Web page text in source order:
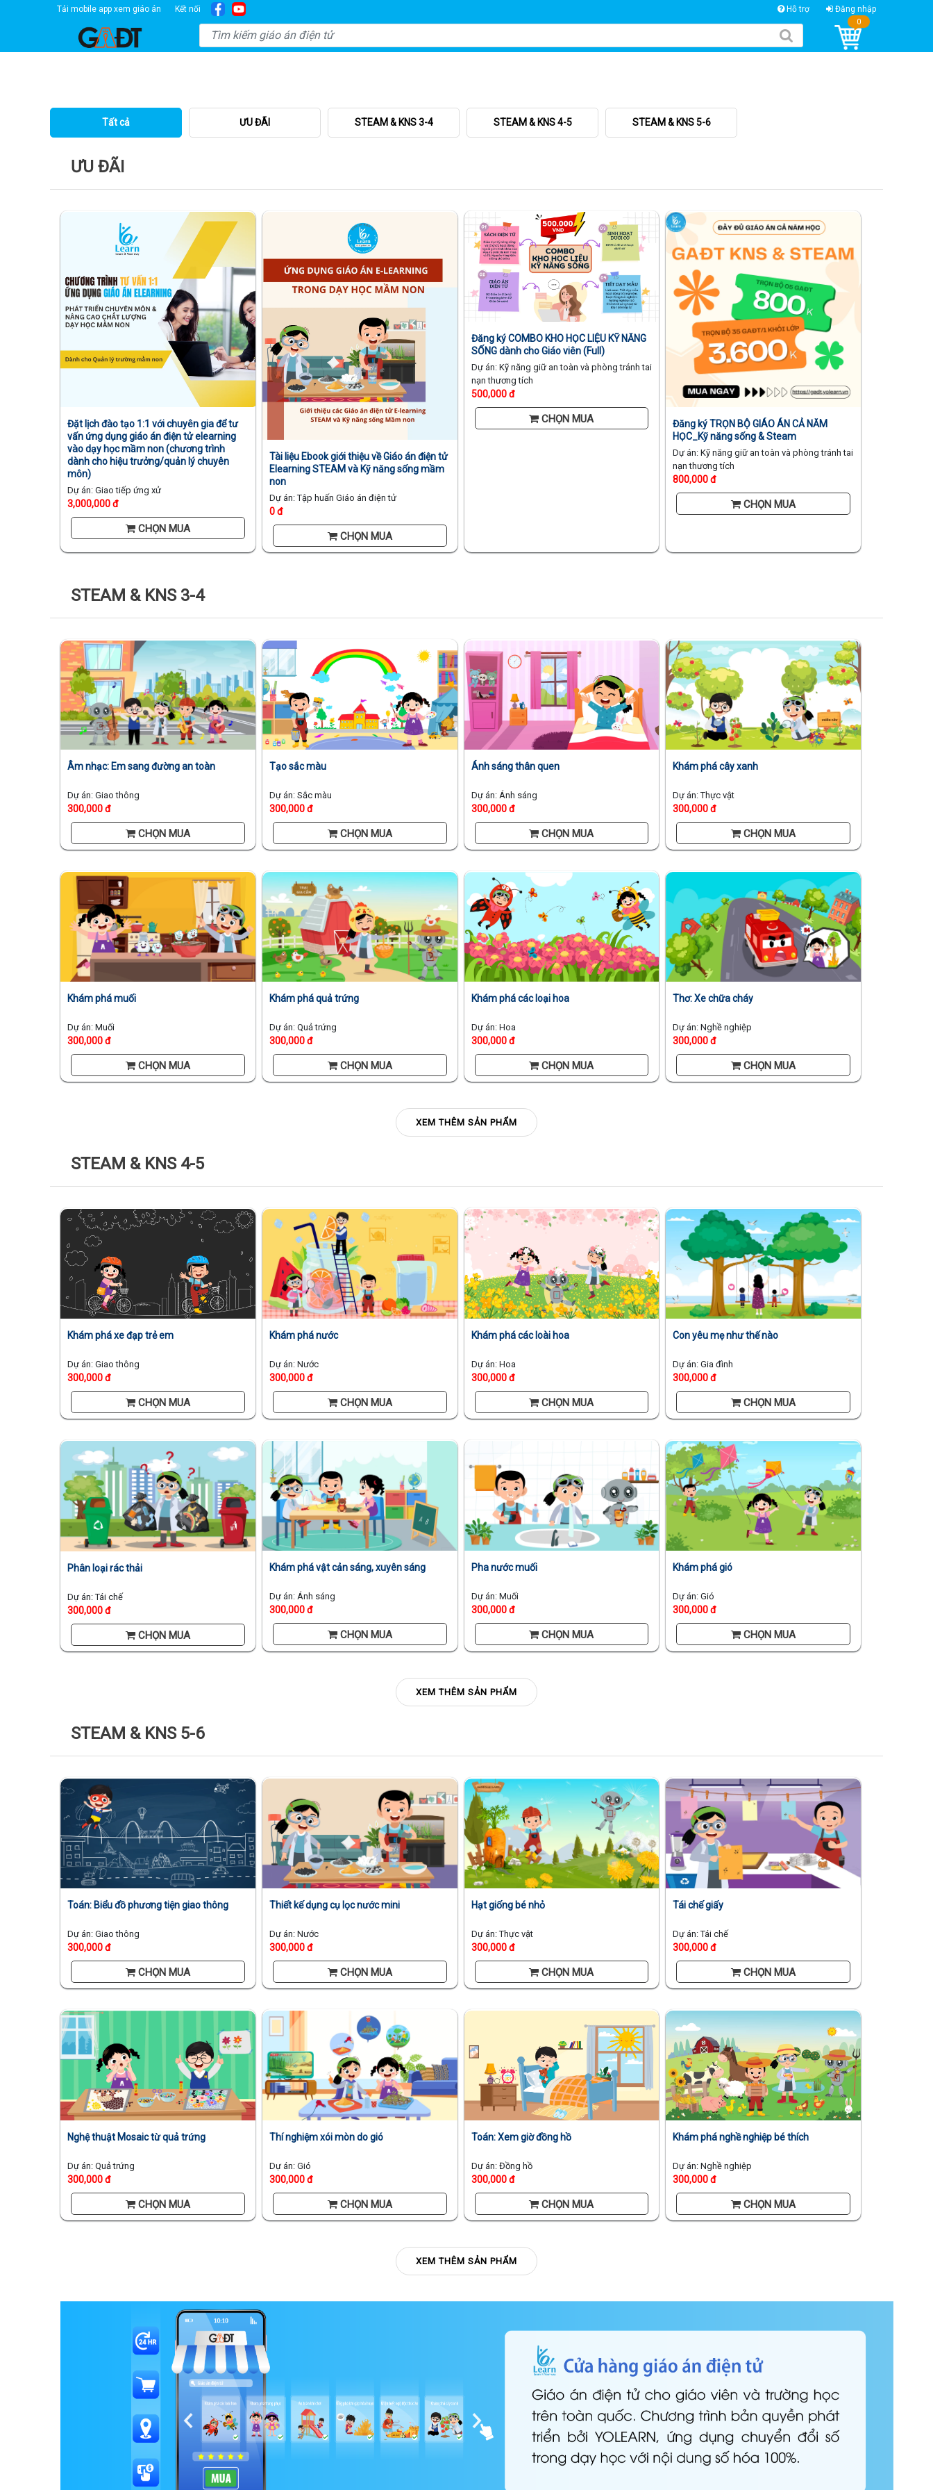
Tải mobile app xem giáo án Kết nối Hỗ trợ Đăng nhập
0
Tất cả ƯU ĐÃI STEAM & KNS 3-4 STEAM & KNS 4-5 STEAM & KNS 5-6
ƯU ĐÃI
Đặt lịch đào tạo 1:1 với chuyên gia để tư
vấn ứng dụng giáo án điện tử elearning
vào dạy học mầm non (chương trình
dành cho hiệu trưởng/quản lý chuyên
môn)
Dự án: Giao tiếp ứng xử
3,000,000 đ
CHỌN MUA
Tài liệu Ebook giới thiệu về Giáo án điện tử
Elearning STEAM và Kỹ năng sống mầm
non
Dự án: Tập huấn Giáo án điện tử
0 đ
CHỌN MUA
Đăng ký COMBO KHO HỌC LIỆU KỸ NĂNG
SỐNG dành cho Giáo viên (Full)
Dự án: Kỹ năng giữ an toàn và phòng tránh tai
nạn thương tích
500,000 đ
CHỌN MUA
Đăng ký TRỌN BỘ GIÁO ÁN CẢ NĂM
HỌC_Kỹ năng sống & Steam
Dự án: Kỹ năng giữ an toàn và phòng tránh tai
nạn thương tích
800,000 đ
CHỌN MUA
STEAM & KNS 3-4
Âm nhạc: Em sang đường an toàn
Dự án: Giao thông
300,000 đ
CHỌN MUA
Tạo sắc màu
Dự án: Sắc màu
300,000 đ
CHỌN MUA
Ánh sáng thân quen
Dự án: Ánh sáng
300,000 đ
CHỌN MUA
Khám phá cây xanh
Dự án: Thực vật
300,000 đ
CHỌN MUA
Khám phá muối
Dự án: Muối
300,000 đ
CHỌN MUA
Khám phá quả trứng
Dự án: Quả trứng
300,000 đ
CHỌN MUA
Khám phá các loại hoa
Dự án: Hoa
300,000 đ
CHỌN MUA
Thơ: Xe chữa cháy
Dự án: Nghề nghiệp
300,000 đ
CHỌN MUA
XEM THÊM SẢN PHẨM
STEAM & KNS 4-5
Khám phá xe đạp trẻ em
Dự án: Giao thông
300,000 đ
CHỌN MUA
Khám phá nước
Dự án: Nước
300,000 đ
CHỌN MUA
Khám phá các loài hoa
Dự án: Hoa
300,000 đ
CHỌN MUA
Con yêu mẹ như thế nào
Dự án: Gia đình
300,000 đ
CHỌN MUA
Phân loại rác thải
Dự án: Tái chế
300,000 đ
CHỌN MUA
Khám phá vật cản sáng, xuyên sáng
Dự án: Ánh sáng
300,000 đ
CHỌN MUA
Pha nước muối
Dự án: Muối
300,000 đ
CHỌN MUA
Khám phá gió
Dự án: Gió
300,000 đ
CHỌN MUA
XEM THÊM SẢN PHẨM
STEAM & KNS 5-6
Toán: Biểu đồ phương tiện giao thông
Dự án: Giao thông
300,000 đ
CHỌN MUA
Thiết kế dụng cụ lọc nước mini
Dự án: Nước
300,000 đ
CHỌN MUA
Hạt giống bé nhỏ
Dự án: Thực vật
300,000 đ
CHỌN MUA
Tái chế giấy
Dự án: Tái chế
300,000 đ
CHỌN MUA
Nghệ thuật Mosaic từ quả trứng
Dự án: Quả trứng
300,000 đ
CHỌN MUA
Thí nghiệm xói mòn do gió
Dự án: Gió
300,000 đ
CHỌN MUA
Toán: Xem giờ đồng hồ
Dự án: Đồng hồ
300,000 đ
CHỌN MUA
Khám phá nghề nghiệp bé thích
Dự án: Nghề nghiệp
300,000 đ
CHỌN MUA
XEM THÊM SẢN PHẨM